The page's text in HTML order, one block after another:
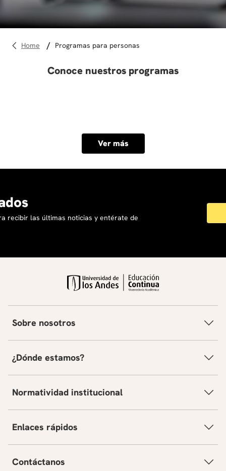
diseño
programas para personas
Conoce nuestros programas
Ver más
recibir las últimas noticias y entérate de
Sobre nosotros
¿Dónde estamos?
Normatividad institucional
Enlaces rápidos
Contáctanos